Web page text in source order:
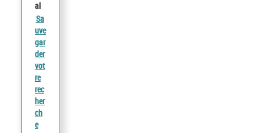
al
Sa
uve
gar
der
vot
re
rec
her
ch
e